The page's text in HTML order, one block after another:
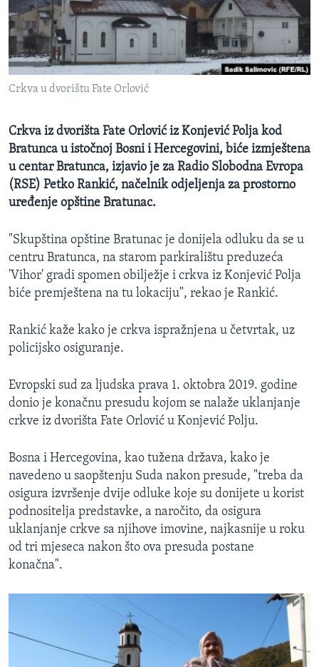
MAGAZIN
O GLASU AMERIKE
Learning English
Jezici
Crkva u dvorištu Fate Orlović
Crkva iz dvorišta Fate Orlović iz Konjević Polja kod
Bratunca u istočnoj Bosni i Hercegovini, biće izmještena
u centar Bratunca, izjavio je za Radio Slobodna Evropa
(RSE) Petko Rankić, načelnik odjeljenja za prostorno
uređenje opštine Bratunac.
"Skupština opštine Bratunac je donijela odluku da se u
centru Bratunca, na starom parkiralištu preduzeća
'Vihor' gradi spomen obilježje i crkva iz Konjević Polja
biće premještena na tu lokaciju", rekao je Rankić.
Rankić kaže kako je crkva ispražnjena u četvrtak, uz
policijsko osiguranje.
Evropski sud za ljudska prava 1. oktobra 2019. godine
donio je konačnu presudu kojom se nalaže uklanjanje
crkve iz dvorišta Fate Orlović u Konjević Polju.
Bosna i Hercegovina, kao tužena država, kako je
navedeno u saopštenju Suda nakon presude, "treba da
osigura izvršenje dvije odluke koje su donijete u korist
podnositelja predstavke, a naročito, da osigura
uklanjanje crkve sa njihove imovine, najkasnije u roku
od tri mjeseca nakon što ova presuda postane
konačna".